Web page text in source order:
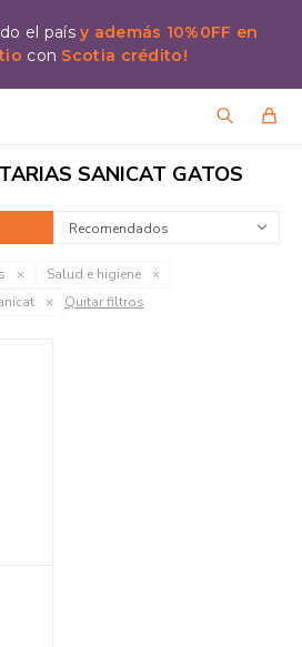
el paísy además 10%0FF en
con Scotia crédito!
SANICAT GATOS
Recomendados
Salud e higiene
Quitar filtros